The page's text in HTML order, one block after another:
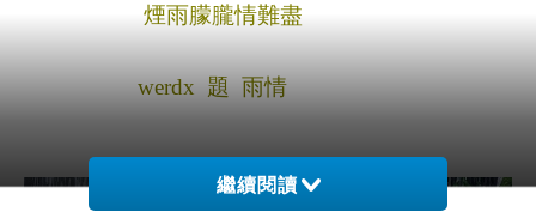
煙雨朦朧情難盡
werdx 題 雨情
繼續閱讀